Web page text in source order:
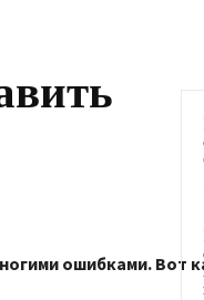
ошибками. Вот